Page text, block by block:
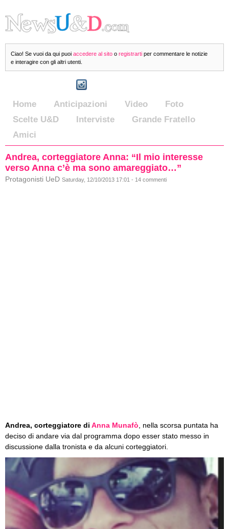
Ciao! Se vuoi da qui puoi accedere al sito o registrarti per commentare le notizie
e interagire con gli altri utenti.
Home Anticipazioni Video
Foto
Scelte U&D
Interviste
Grande Fratello
Amici
Andrea, corteggiatore Anna: “Il mio interesse
verso Anna c’è ma sono amareggiato…”
Protagonisti UeD Saturday, 12/10/2013 17:01 - 14 commenti
Andrea, corteggiatore di Anna Munafò , nella scorsa puntata ha
deciso di andare via dal programma dopo esser stato messo in
discussione dalla tronista e da alcuni corteggiatori.